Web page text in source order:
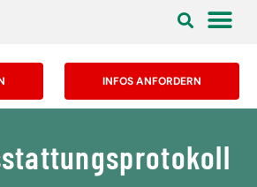
INFOS ANFORDERN